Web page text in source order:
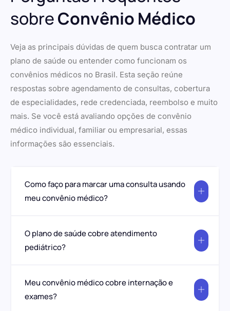
sobreConvênio Médico
Veja as principais dúvidas de quem busca contratar um
plano de saúde ou entender como funcionam os
convênios médicos no Brasil. Esta seção reúne
respostas sobre agendamento de consultas, cobertura
de especialidades, rede credenciada, reembolso e muito
mais. Se você está avaliando opções de convênio
médico individual, familiar ou empresarial, essas
informações são essenciais.
Como faço para marcar uma consulta usando
meu convênio médico?
O plano de saúde cobre atendimento
pediátrico?
Meu convênio médico cobre internação e
exames?